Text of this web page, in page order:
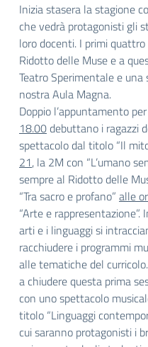
Inizia stasera la stagione
che vedrà protagonisti gli
loro docenti. I primi
Ridotto delle Muse e a
Teatro Sperimentale e
nostra Aula Magna.
Doppio l’appuntamento
18.00debuttano i ragazzi
spettacolo dal titolo “Il
21, la 2M con “L’umano
sempre al Ridotto delle
“Tra sacro e profano” alle
“Arte e
arti e i linguaggi si
racchiudere i programmi
alle tematiche del curricolo.
a chiudere questa prima
con uno spettacolo
titolo “Linguaggi
cui saranno protagonisti i